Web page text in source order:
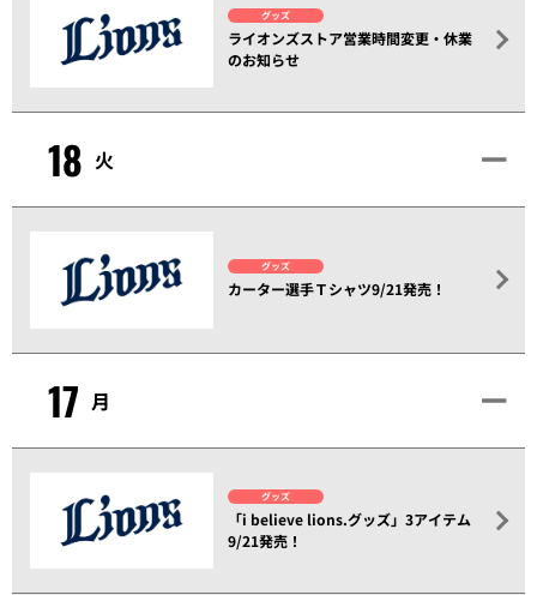
グッズ
ライオンズストア営業時間変更・休業
のお知らせ
18 火
グッズ
カーター選手Ｔシャツ9/21発売！
17 月
グッズ
「i believe lions.グッズ」3アイテム
9/21発売！